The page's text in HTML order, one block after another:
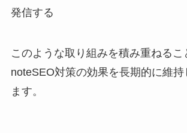
発信する
このような取り組みを積み重ねるこ
noteSEO対策の効果を長期的に維持
ます。